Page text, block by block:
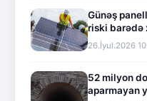
Günəş
riski barədə
26.İyul.2026
52 milyon
aparmayan